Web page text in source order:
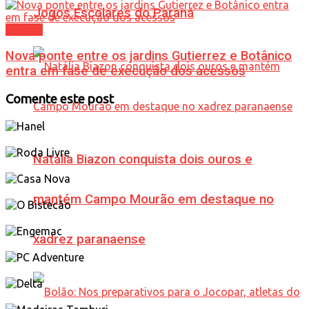
Jogos Escolares do Paraná
Natália Biazon conquista dois ouros e
mantém Campo Mourão em destaque no
xadrez paranaense
Nova ponte entre os jardins Gutierrez e Botânico
entra em fase de execução dos acessos
Comente este post